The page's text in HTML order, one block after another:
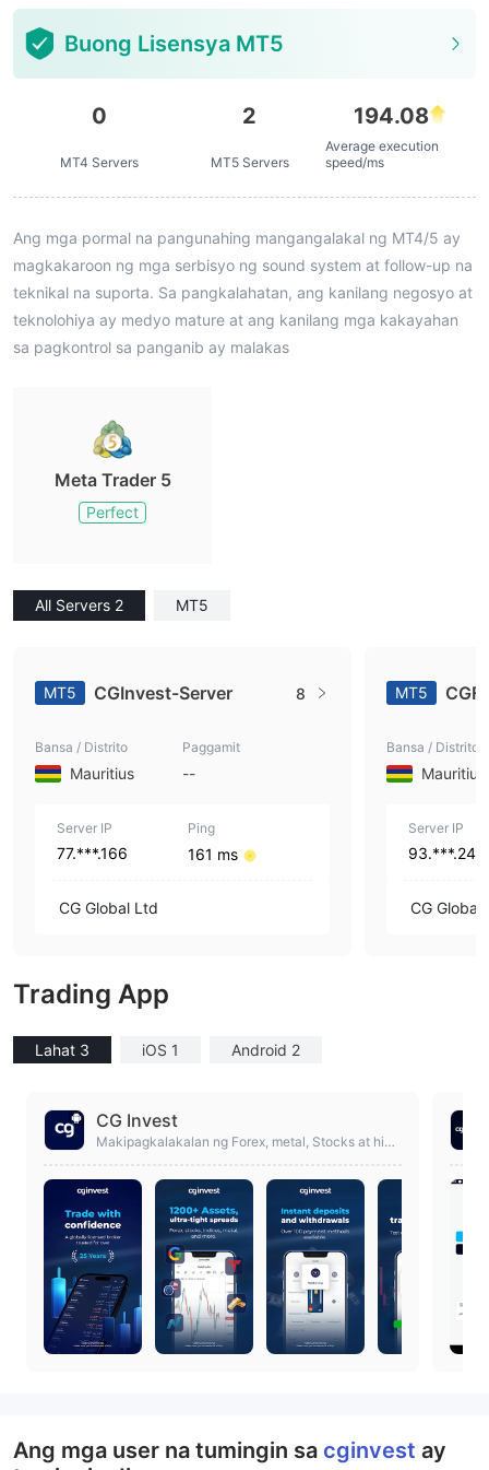
Buong Lisensya MT5
0
MT4 Servers
2
MT5 Servers
194.08
Average execution
speed/ms
Ang mga pormal na pangunahing mangangalakal ng MT4/5 ay
magkakaroon ng mga serbisyo ng sound system at follow-up na
teknikal na suporta. Sa pangkalahatan, ang kanilang negosyo at
teknolohiya ay medyo mature at ang kanilang mga kakayahan
sa pagkontrol sa panganib ay malakas
Meta Trader 5
Perfect
All Servers 2 MT5
MT5 CGInvest-Server 8
Bansa / Distrito
Mauritius
Paggamit
--
Server IP
77.***.166
Ping
161 ms
CG Global Ltd
MT5
Bansa / Distrito
Mauritius
Server IP
93.***.241
CG Global
Trading App
Lahat 3 iOS 1 Android 2
CG Invest
Makipagkalakalan ng Forex, metal, Stocks at higit
Ang mga user na tumingin sa cginvest ay